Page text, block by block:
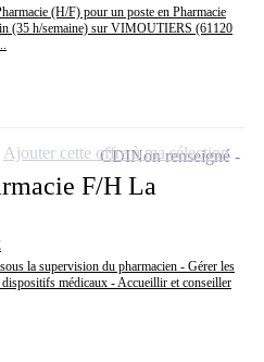
(H/F) pour un poste en Pharmacie
(35 h/semaine) sur VIMOUTIERS (61120
F/H La
la supervision du pharmacien - Gérer les
médicaux - Accueillir et conseiller
CDINon renseigné
Ajouter cette offre à ma sélection